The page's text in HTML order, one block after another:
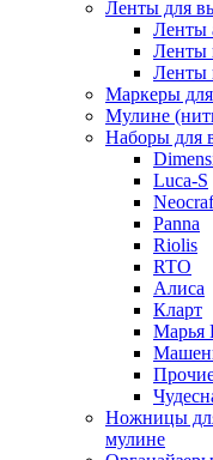
Ленты для
Ленты
Ленты
Ленты
Маркеры
Мулине
Наборы для
Luca-S
Panna
Riolis
RTO
Алиса
Кларт
Марья
Ножницы
мулине